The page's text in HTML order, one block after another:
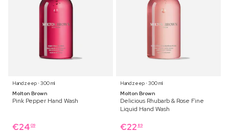
Handzeep ⋅ 300 ml
Molton Brown
Pink Pepper Hand Wash
€24 09
Handzeep ⋅ 300 ml
Molton Brown
Delicious Rhubarb & Rose Fine
Liquid Hand Wash
€22 89